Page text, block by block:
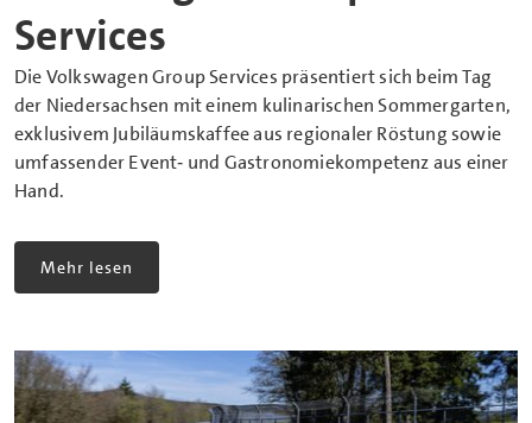
Services
Die Volkswagen Group Services präsentiert sich beim Tag
der Niedersachsen mit einem kulinarischen Sommergarten,
exklusivem Jubiläumskaffee aus regionaler Röstung sowie
umfassender Event‑ und Gastronomiekompetenz aus einer
Hand.
Mehr lesen